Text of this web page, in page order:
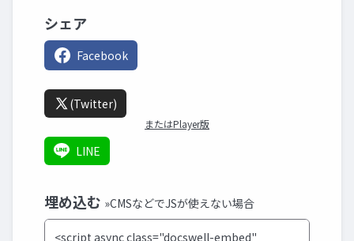
シェア
Facebook
(Twitter)
またはPlayer版
LINE
埋め込む »CMSなどでJSが使えない場合